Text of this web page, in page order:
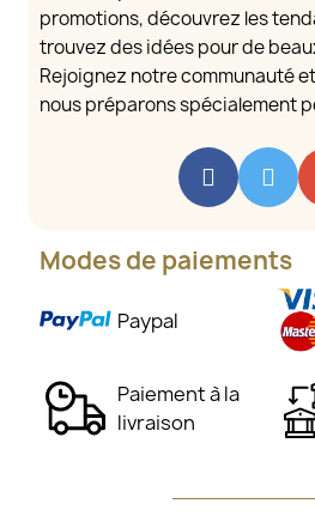
promotions, découvrez les
trouvez des idées pour de
Rejoignez notre communauté
nous préparons spécialement
Modes de paiements
Paypal
Paiement à la
livraison